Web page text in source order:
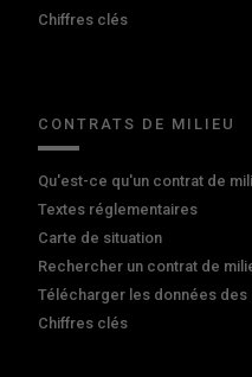
Chiffres clés
CONTRATS DE MILIEU
Qu'est-ce qu'un contrat de
Textes réglementaires
Carte de situation
Rechercher un contrat de
Télécharger les données des
Chiffres clés